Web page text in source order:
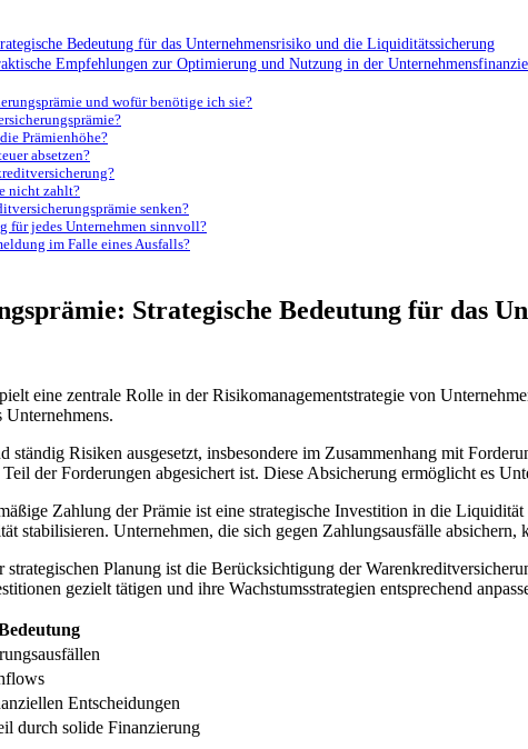
Bedeutung​ für das ​Unternehmensrisiko und die ⁤Liquiditätssicherung
Empfehlungen zur Optimierung und Nutzung in⁤ der
und wofür benötige ich sie?
Prämienhöhe?
absetzen?
nicht zahlt?
senken?
⁤für jedes ‍Unternehmen sinnvoll?
im​ Falle eines Ausfalls?
​Strategische Bedeutung​ für das
eine​ zentrale Rolle in der Risikomanagementstrategie von
ständig Risiken ausgesetzt, insbesondere im Zusammenhang ⁣mit
der Forderungen abgesichert ‍ist. Diese​ Absicherung ermöglicht es
Zahlung der Prämie ist eine strategische Investition in die⁢
stabilisieren. ​Unternehmen, die sich gegen Zahlungsausfälle
strategischen Planung ist die ‍Berücksichtigung der⁢
gezielt‌ tätigen ​und ‍ihre ⁤Wachstumsstrategien entsprechend
Entscheidungen
durch solide Finanzierung